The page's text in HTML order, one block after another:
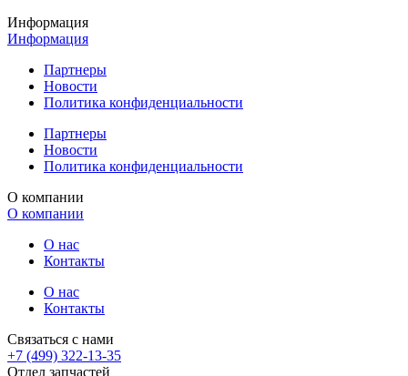
Информация
Информация
Партнеры
Новости
Политика конфиденциальности
Партнеры
Новости
Политика конфиденциальности
О компании
О компании
О нас
Контакты
О нас
Контакты
Связаться с нами
+7 (499) 322-13-35
Отдел запчастей